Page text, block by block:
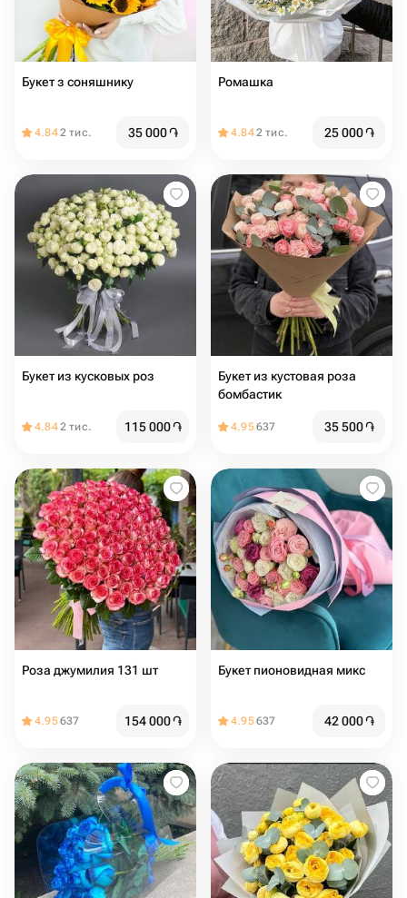
Букет з соняшнику
4.842 тис. 35 000֏
Ромашка
4.842 тис. 25 000֏
Букет из кусковых роз
4.842 тис. 115 000֏
Букет из кустовая роза
бомбастик
4.95637 35 500֏
Роза джумилия 131 шт
4.95637 154 000֏
Букет пионовидная микс
4.95637 42 000֏